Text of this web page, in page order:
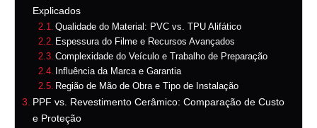
Explicados
Qualidade do Material: PVC vs. TPU Alifático
Espessura do Filme e Recursos Avançados
Complexidade do Veículo e Trabalho de Preparação
Influência da Marca e Garantia
Região de Mão de Obra e Tipo de Instalação
PPF vs. Revestimento Cerâmico: Comparação de Custo
e Proteção